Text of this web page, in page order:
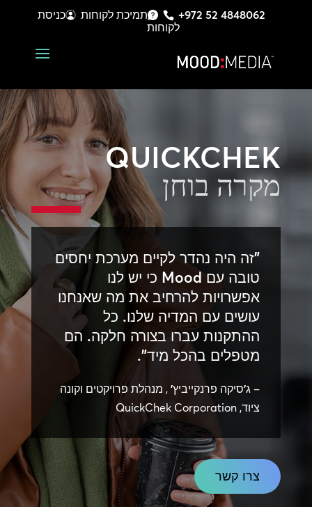
+972 52 4848062 תמיכת לקוחות
כניסת
לקוחות
QUICKCHEK
מקרה בוחן
"זה היה נהדר לקיים מערכת יחסים
טובה עם Mood כי יש לנו
אפשרויות להרחיב את מה שאנחנו
עושים עם המדיה שלנו. כל
ההתקנות עברו בצורה חלקה. הם
מטפלים בהכל מיד".
– ג'סיקה פרנקייביץ', מנהלת פרויקטים וקונה
ציוד, QuickChek Corporation
צרו קשר